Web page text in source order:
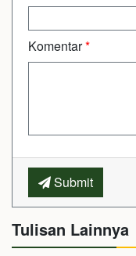
Komentar*
Submit
Tulisan Lainnya